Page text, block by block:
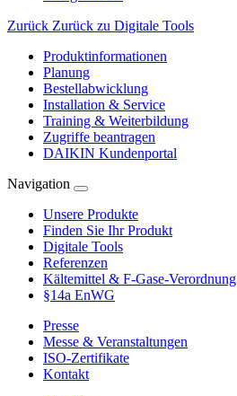
Zurück Zurück zu Digitale Tools
Produktinformationen
Planung
Bestellabwicklung
Installation & Service
Training & Weiterbildung
Zugriffe beantragen
DAIKIN Kundenportal
Navigation
Unsere Produkte
Finden Sie Ihr Produkt
Digitale Tools
Referenzen
Kältemittel & F-Gase-Verordnung
§14a EnWG
Presse
Messe & Veranstaltungen
ISO-Zertifikate
Kontakt